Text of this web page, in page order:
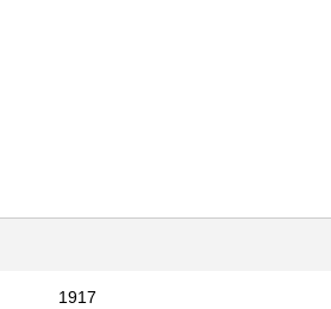
1917